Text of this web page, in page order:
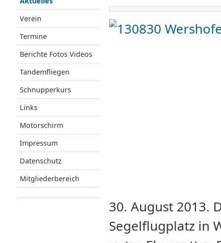
30. August 2013.
Segelflugplatz in
Verein
Termine
Berichte Fotos Videos
Tandemfliegen
Schnupperkurs
Links
Motorschirm
Impressum
Datenschutz
Mitgliederbereich